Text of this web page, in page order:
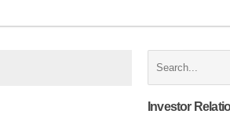
Investor